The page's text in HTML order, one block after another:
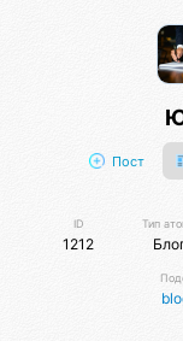
Пост
ID
1212
Тип